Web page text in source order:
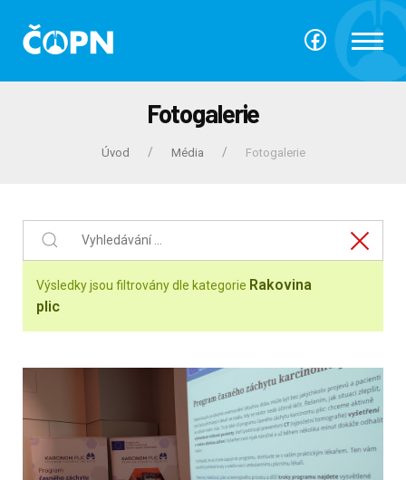
Fotogalerie
Úvod Média Fotogalerie
Výsledky jsou filtrovány dle kategorie Rakovina
plic